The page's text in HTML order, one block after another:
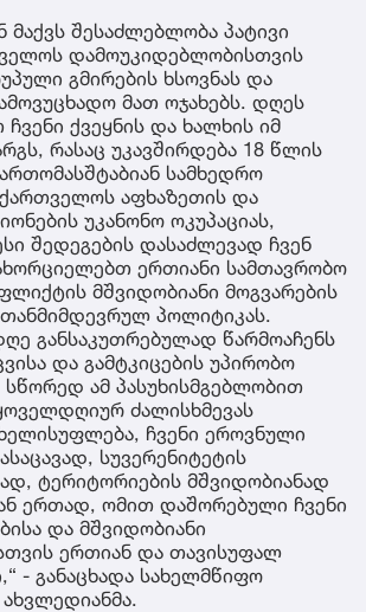
მაქვს შესაძლებლობა პატივი
დამოუკიდებლობისთვის
გმირების ხსოვნას და
მათ ოჯახებს. დღეს
ჩვენი ქვეყნის და ხალხის იმ
რასაც უკავშირდება 18 წლის
სამხედრო
აფხაზეთის და
უკანონო ოკუპაციას,
შედეგების დასაძლევად ჩვენ
ერთიანი სამთავრობო
მშვიდობიანი მოგვარების
პოლიტიკას.
განსაკუთრებულად წარმოაჩენს
და გამტკიცების უპირობო
სწორედ ამ პასუხისმგებლობით
ძალისხმევას
ჩვენი ეროვნული
სუვერენიტეტის
ტერიტორიების მშვიდობიანად
ერთად, ომით დაშორებული ჩვენი
და მშვიდობიანი
ერთიან და თავისუფალ
- განაცხადა სახელმწიფო